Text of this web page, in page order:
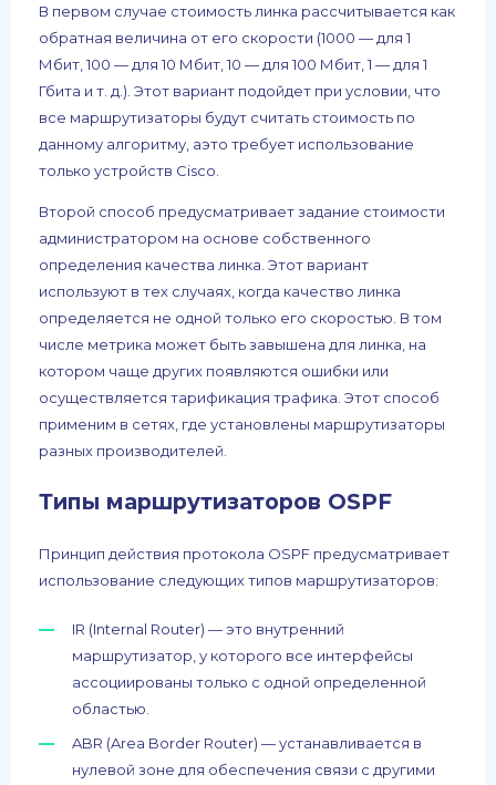
В первом случае стоимость линка рассчитывается как
обратная величина от его скорости (1000 — для 1
Мбит, 100 — для 10 Мбит, 10 — для 100 Мбит, 1 — для 1
Гбита и т. д.). Этот вариант подойдет при условии, что
все маршрутизаторы будут считать стоимость по
данному алгоритму, аэто требует использование
только устройств Cisco.
Второй способ предусматривает задание стоимости
администратором на основе собственного
определения качества линка. Этот вариант
используют в тех случаях, когда качество линка
определяется не одной только его скоростью. В том
числе метрика может быть завышена для линка, на
котором чаще других появляются ошибки или
осуществляется тарификация трафика. Этот способ
применим в сетях, где установлены маршрутизаторы
разных производителей.
Типы маршрутизаторов OSPF
Принцип действия протокола OSPF предусматривает
использование следующих типов маршрутизаторов:
IR (Internal Router) — это внутренний
маршрутизатор, у которого все интерфейсы
ассоциированы только с одной определенной
областью.
ABR (Area Border Router) — устанавливается в
нулевой зоне для обеспечения связи с другими